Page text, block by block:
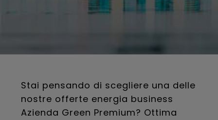
Stai pensando di scegliere una delle
nostre offerte energia business
Azienda Green Premium? Ottima